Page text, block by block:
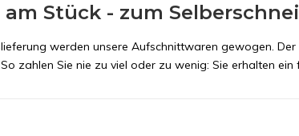
Stück - zum
werden unsere Aufschnittwaren gewogen.
zahlen Sie nie zu viel oder zu wenig: Sie erhalten ein